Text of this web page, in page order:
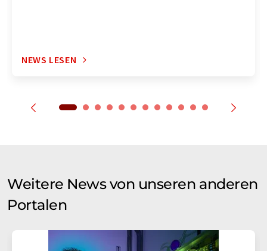
NEWS LESEN
Weitere News von unseren anderen
Portalen